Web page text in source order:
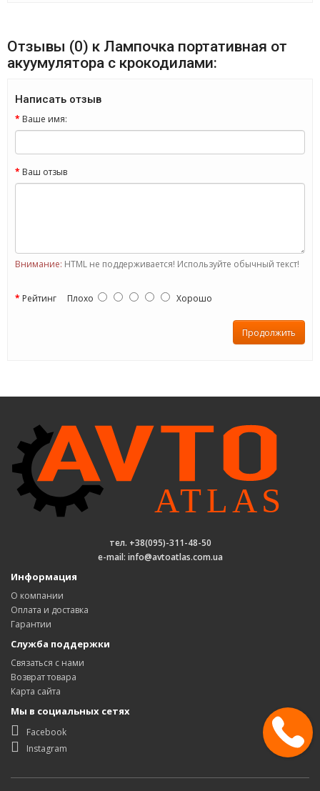
Отзывы (0) к Лампочка портативная от
акуумулятора с крокодилами:
Написать отзыв
Ваше имя:
Ваш отзыв
Внимание: HTML не поддерживается! Используйте обычный текст!
Рейтинг Плохо Хорошо
Продолжить
тел. +38(095)-311-48-50
e-mail: info@avtoatlas.com.ua
Информация
О компании
Оплата и доставка
Гарантии
Служба поддержки
Связаться с нами
Возврат товара
Карта сайта
Мы в социальных сетях
Facebook
Instagram